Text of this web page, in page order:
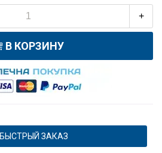
+
В КОРЗИНУ
БЫСТРЫЙ ЗАКАЗ